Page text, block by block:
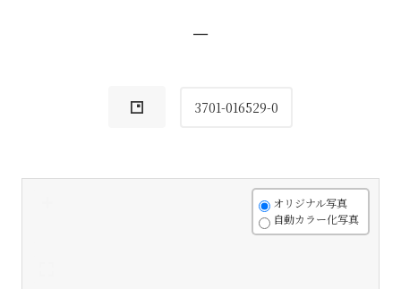
−
3701-016529-0
オリジナル写真
自動カラー化写真